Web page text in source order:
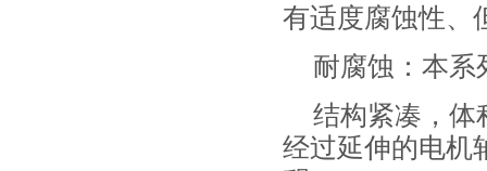
有适度腐蚀性、
耐腐蚀：本系
结构紧凑，体
经过延伸的电机